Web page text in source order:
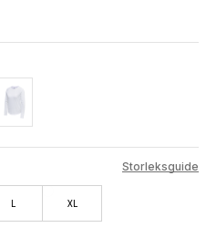
Storleksguide
L XL